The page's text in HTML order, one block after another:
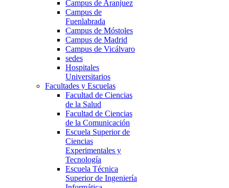
Campus de Aranjuez
Campus de
Fuenlabrada
Campus de Móstoles
Campus de Madrid
Campus de Vicálvaro
sedes
Hospitales
Universitarios
Facultades y Escuelas
Facultad de Ciencias
de la Salud
Facultad de Ciencias
de la Comunicación
Escuela Superior de
Ciencias
Experimentales y
Tecnología
Escuela Técnica
Superior de Ingeniería